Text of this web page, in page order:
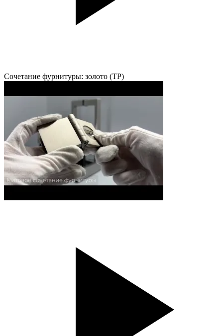
Сочетание фурнитуры: золото (TP)